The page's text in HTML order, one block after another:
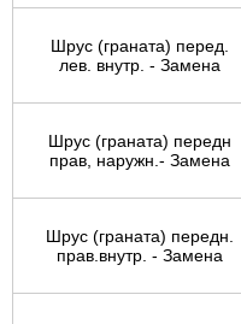
Шрус (граната) перед.
лев. внутр. - Замена
Шрус (граната) передн
прав, наружн.- Замена
Шрус (граната) передн.
прав.внутр. - Замена